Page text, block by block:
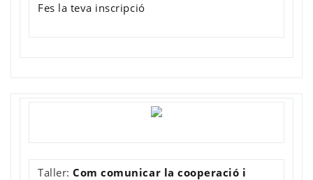
Fes la teva inscripció
Taller:Com comunicar la cooperació i